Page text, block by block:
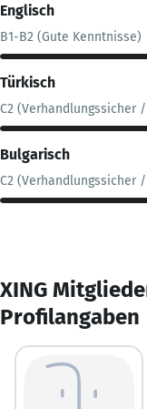
Englisch
B1-B2 (Gute Kenntnisse)
Türkisch
C2 (Verhandlungssicher
Bulgarisch
C2 (Verhandlungssicher
XING
Profilangaben